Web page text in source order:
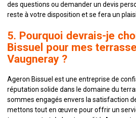
des questions ou demander un devis
reste à votre disposition et se fera un
5. Pourquoi devrais-je
Bissuel pour mes
Vaugneray ?
Ageron Bissuel est une entreprise de
réputation solide dans le domaine du
sommes engagés envers la satisfaction
mettons tout en œuvre pour offrir un